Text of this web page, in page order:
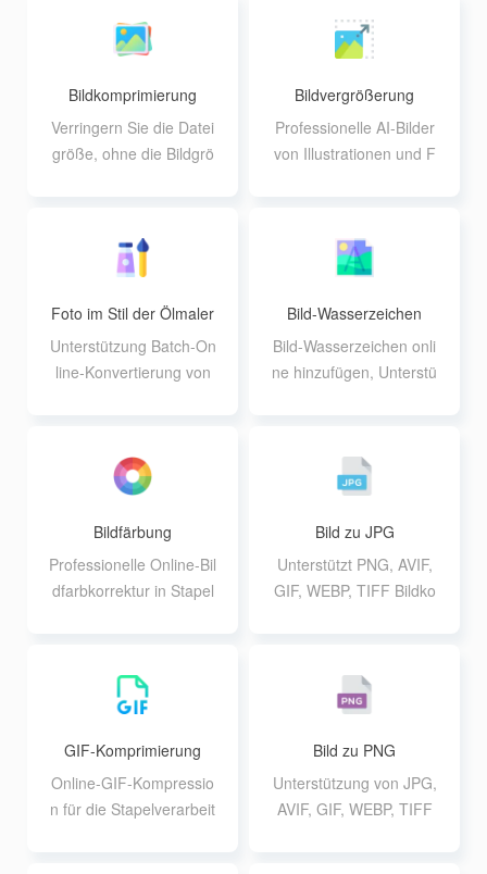
Bildkomprimierung
Verringern Sie die Datei
größe, ohne die Bildgrö
ldern.
Bildvergrößerung
Professionelle AI-Bilder
von Illustrationen und F
itung
Foto im Stil der Ölmaler
ei
Unterstützung Batch-On
line-Konvertierung von
en Zeit die Verarbeitung
einer einzigen Dateigrö
ße kann nicht größer se
in als 30M
Bild-Wasserzeichen
Bild-Wasserzeichen onli
ne hinzufügen, Unterstü
Bildfärbung
Professionelle Online-Bil
dfarbkorrektur in Stapel
Bild zu JPG
Unterstützt PNG, AVIF,
GIF, WEBP, TIFF Bildko
ung
GIF-Komprimierung
Online-GIF-Kompressio
n für die Stapelverarbeit
Bild zu PNG
Unterstützung von JPG,
AVIF, GIF, WEBP, TIFF